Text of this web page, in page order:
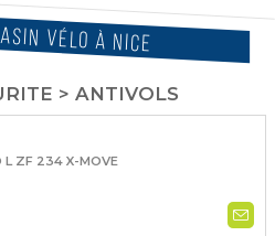
VÉLO À NICE
> ANTIVOLS
ZF 234 X-MOVE